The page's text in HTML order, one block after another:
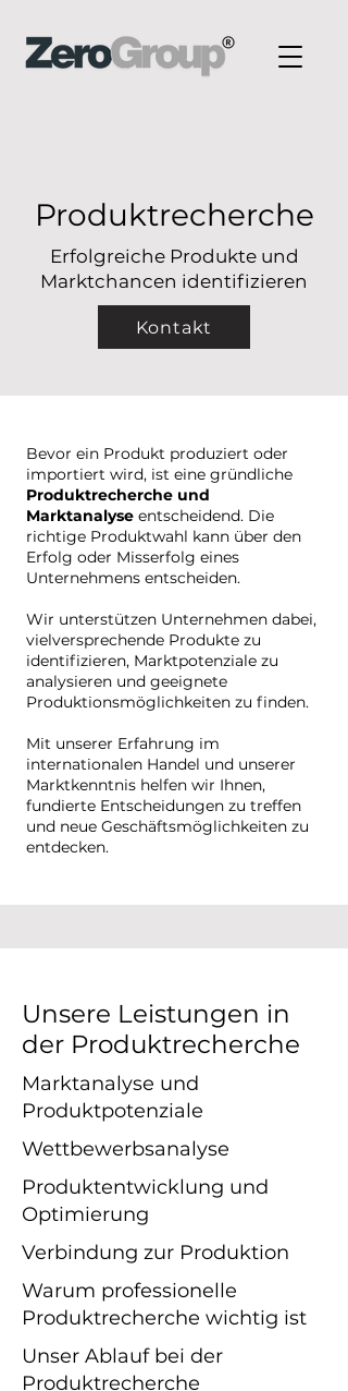
Produktrecherche
Erfolgreiche Produkte und
Marktchancen identifizieren
Kontakt
Bevor ein Produkt produziert oder
importiert wird, ist eine gründliche
Produktrecherche und
Marktanalyse entscheidend. Die
richtige Produktwahl kann über den
Erfolg oder Misserfolg eines
Unternehmens entscheiden.
Wir unterstützen Unternehmen dabei,
vielversprechende Produkte zu
identifizieren, Marktpotenziale zu
analysieren und geeignete
Produktionsmöglichkeiten zu finden.
Mit unserer Erfahrung im
internationalen Handel und unserer
Marktkenntnis helfen wir Ihnen,
fundierte Entscheidungen zu treffen
und neue Geschäftsmöglichkeiten zu
entdecken.
Unsere Leistungen in
der Produktrecherche
Marktanalyse und
Produktpotenziale
Wettbewerbsanalyse
Produktentwicklung und
Optimierung
Verbindung zur Produktion
Warum professionelle
Produktrecherche wichtig ist
Unser Ablauf bei der
Produktrecherche